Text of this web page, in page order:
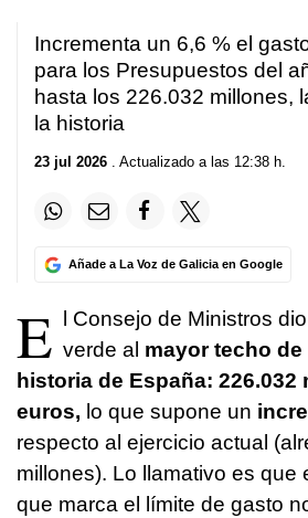
Incrementa un 6,6 % el
para los Presupuestos del
hasta los 226.032 millones,
la historia
23 jul 2026 . Actualizado a las 12:38 h.
Añade a La Voz de Galicia en Google
E
l Consejo de Ministros
verde al mayor techo
historia de España: 226.032
euros, lo que supone un
respecto al ejercicio actual
millones). Lo llamativo es que
que marca el límite de gasto